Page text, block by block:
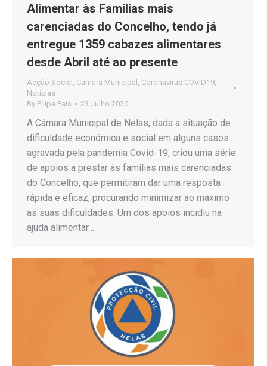
Alimentar às Famílias mais
carenciadas do Concelho, tendo já
entregue 1359 cabazes alimentares
desde Abril até ao presente
Acção Social Câmara Municipal Coronavirus COVID19
Notícias
By Filipa Pais 23 Julho 2020
A Câmara Municipal de Nelas, dada a situação de
dificuldade económica e social em alguns casos
agravada pela pandemia Covid-19, criou uma série
de apoios a prestar às famílias mais carenciadas
do Concelho, que permitiram dar uma resposta
rápida e eficaz, procurando minimizar ao máximo
as suas dificuldades. Um dos apoios incidiu na
ajuda alimentar…